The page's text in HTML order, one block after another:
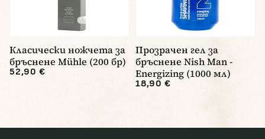
Класически ножчета за
бръснене Mühle (200 бр)
52,90 €
Прозрачен гел за
бръснене Nish Man -
Energizing (1000 мл)
18,90 €